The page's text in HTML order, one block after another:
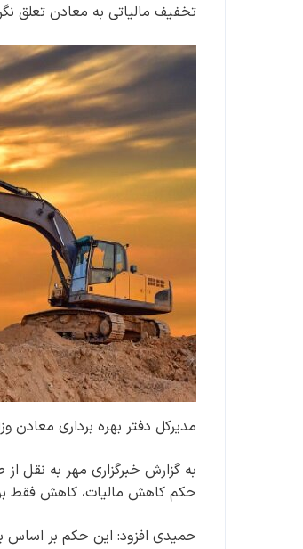
تخفیف مالیاتی به معادن تعلق
مدیرکل دفتر بهره برداری معادن وزارت صمت گفت: در بودجه ۱۴۰۳
به گزارش خبرگزاری مهر به نقل
حکم کاهش مالیات، کاهش فقط